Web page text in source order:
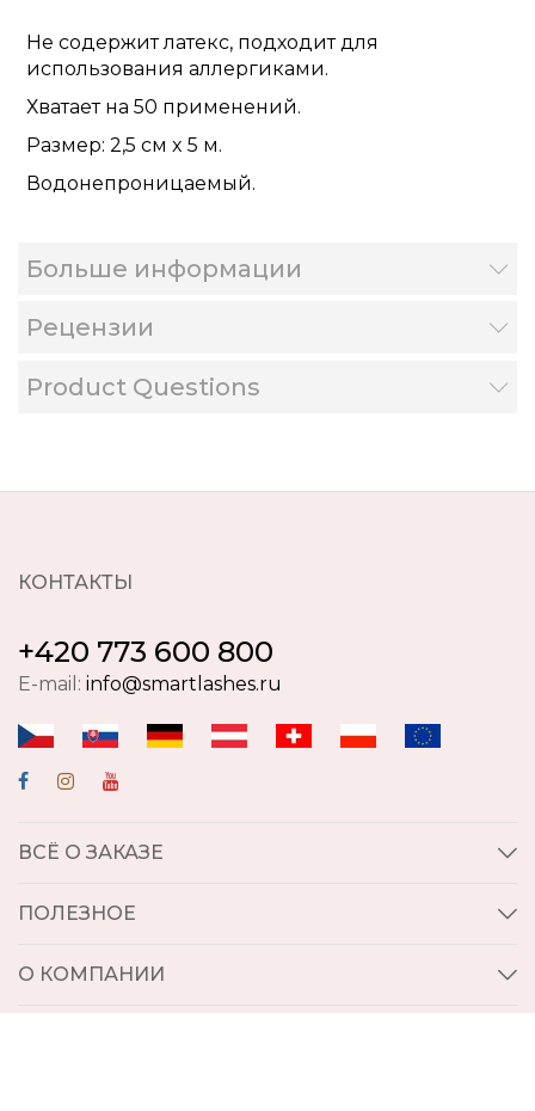
Не содержит латекс, подходит для
использования аллергиками.
Хватает на 50 применений.
Размер: 2,5 см x 5 м.
Водонепроницаемый.
Больше информации
Рецензии
Product Questions
КОНТАКТЫ
+420 773 600 800
E-mail: info@smartlashes.ru
ВСЁ О ЗАКАЗЕ
ПОЛЕЗНОЕ
О КОМПАНИИ